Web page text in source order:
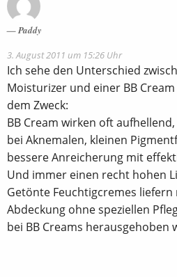
Paddy
3. August 2011 um 15:26 Uhr
Ich sehe den Unterschied
Moisturizer und einer BB
dem Zweck:
BB Cream wirken oft
bei Aknemalen, kleinen
bessere Anreicherung mit
Und immer einen recht hohen
Getönte Feuchtigcremes
Abdeckung ohne speziellen
bei BB Creams herausgehoben